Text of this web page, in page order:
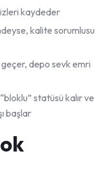
kaydeder
kalite sorumlusu
geçer, depo sevk emri
statüsü kalır ve
başlar